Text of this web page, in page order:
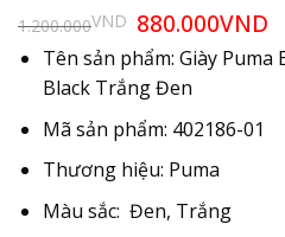
5.0trên 5
dựa trên
35
đánh giá
1.200.000VND Giá
gốc
là:
1.200.000VND.
880.000VND
Tên sản phẩm: Giày
Black Trắng Đen
Mã sản phẩm: 402186-01
Thương hiệu: Puma
Màu sắc: Đen, Trắng